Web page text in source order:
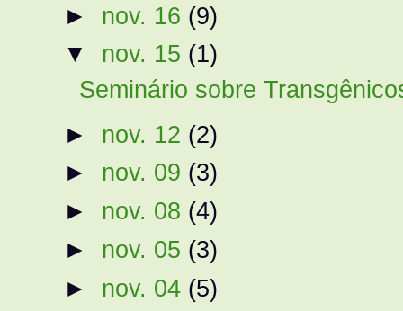
► nov. 16 (9)
▼ nov. 15 (1)
Seminário sobre
► nov. 12 (2)
► nov. 09 (3)
► nov. 08 (4)
► nov. 05 (3)
► nov. 04 (5)